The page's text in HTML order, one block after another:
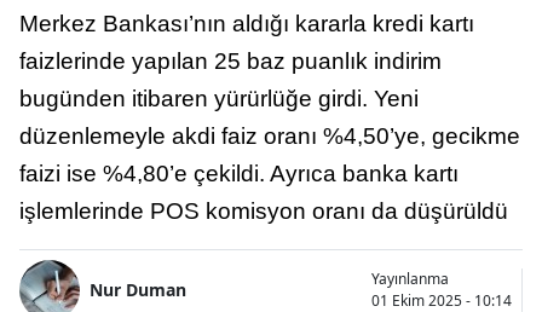
Merkez Bankası’nın aldığı kararla kredi kartı
faizlerinde yapılan 25 baz puanlık indirim
bugünden itibaren yürürlüğe girdi. Yeni
düzenlemeyle akdi faiz oranı %4,50’ye, gecikme
faizi ise %4,80’e çekildi. Ayrıca banka kartı
işlemlerinde POS komisyon oranı da düşürüldü
Nur Duman
Yayınlanma
01 Ekim 2025 - 10:14